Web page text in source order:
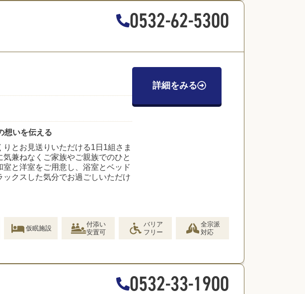
0532-62-5300
想いを伝える
とお見送りいただける1日1組さま
兼ねなくご家族やご親族でのひと
と洋室をご用意し、浴室とベッド
クスした気分でお過ごしいただけ
詳細をみる
仮眠施設
付添い
安置可
バリア
フリー
全宗派
対応
0532-33-1900